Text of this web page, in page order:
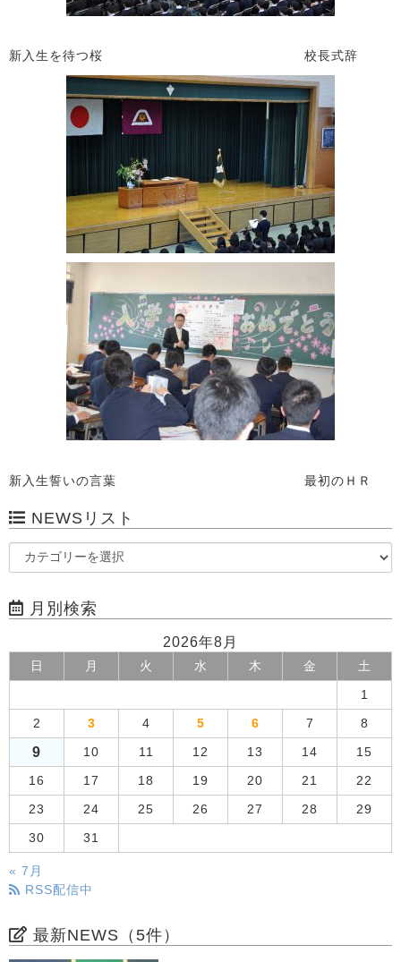
新入生を待つ桜 校長式辞
新入生誓いの言葉 最初のＨＲ
NEWSリスト
月別検索
2026年8月
日 月 火 水 木 金 土
1
2 3 4 5 6 7 8
9 10 11 12 13 14 15
16 17 18 19 20 21 22
23 24 25 26 27 28 29
30 31
« 7月
RSS配信中
最新NEWS（5件）